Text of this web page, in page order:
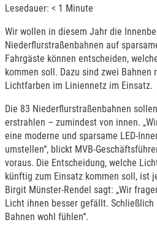
Lesedauer: < 1 Minute
Wir wollen in diesem Jahr die
Niederflurstraßenbahnen auf
Fahrgäste können entscheiden,
kommen soll. Dazu sind zwei
Lichtfarben im Liniennetz im Einsatz.
Die 83 Niederflurstraßenbahnen
erstrahlen – zumindest von innen.
eine moderne und sparsame LED-
umstellen“, blickt MVB-
voraus. Die Entscheidung, welche
künftig zum Einsatz kommen soll, ist
Birgit Münster-Rendel sagt: „Wir
Licht ihnen besser gefällt.
Bahnen wohl fühlen“.